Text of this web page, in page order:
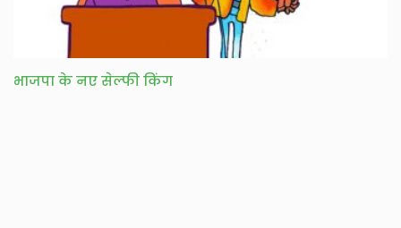
भाजपा के नए सेल्फी किंग